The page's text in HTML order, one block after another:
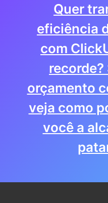
Quer
eficiência
com
orçamento
veja como
você a